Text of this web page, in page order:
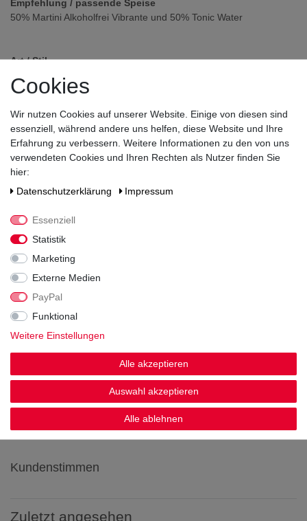
Empfehlung / passende Speise
50% Martini Alkoholfrei Vibrante und 50% Tonic Water
Art / Stil
Italien
Verschluss
Schraubverschluss
Zutaten / Allergene
enthält Sulfite, Entalkoholisierter Wein, Zucker, Wasser,
Säuerungsmittel: Citronensäure, Backtriebmittel: Weinsäure,
Hersteller / Importeur
Noch sind keine Bewertungen vorhanden.
Kundenstimmen
Zuletzt angesehen
Cookies
Wir nutzen Cookies auf unserer Website. Einige von diesen sind
essenziell, während andere uns helfen, diese Website und Ihre
Erfahrung zu verbessern. Weitere Informationen zu den von uns
verwendeten Cookies und Ihren Rechten als Nutzer finden Sie
hier:
Daten­schutz­erklärung
Impressum
Essenziell
Statistik
Marketing
Externe Medien
PayPal
Funktional
Weitere Einstellungen
Alle akzeptieren
Auswahl akzeptieren
Alle ablehnen